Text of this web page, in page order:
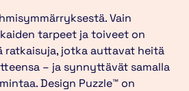
Vain
tarpeet ja toiveet on
ratkaisuja, jotka auttavat heitä
– ja synnyttävät samalla
Design Puzzle™ on